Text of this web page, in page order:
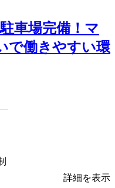
車場完備！マ
で働きやすい環
詳細を表示